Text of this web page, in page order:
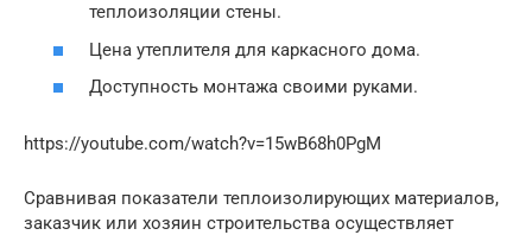
теплоизоляции стены.
Цена утеплителя для каркасного дома.
Доступность монтажа своими руками.
https://youtube.com/watch?v=15wB68h0PgM
Сравнивая показатели теплоизолирующих материалов,
заказчик или хозяин строительства осуществляет